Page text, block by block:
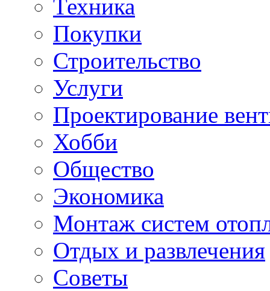
Техника
Покупки
Строительство
Услуги
Проектирование
Хобби
Общество
Экономика
Монтаж систем
Отдых и развлечения
Советы